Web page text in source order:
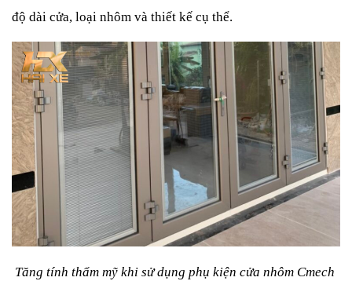
độ dài cửa, loại nhôm và thiết kế cụ thể.
Tăng tính thẩm mỹ khi sử dụng phụ kiện cửa nhôm Cmech